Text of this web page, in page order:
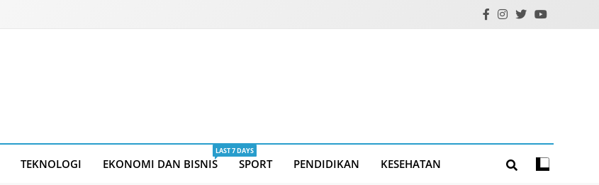
TEKNOLOGI EKONOMI DAN BISNIS
LAST 7 DAYS
SPORT PENDIDIKAN KESEHATAN